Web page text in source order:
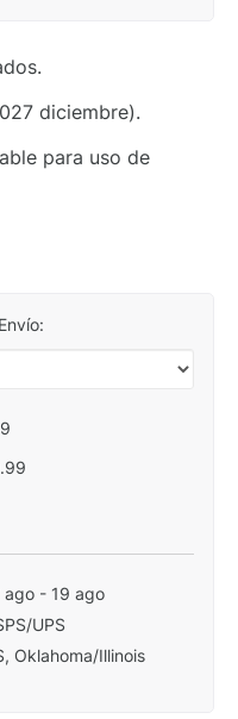
diciembre).
para uso de
ago - 19 ago
UPS
Oklahoma/Illinois